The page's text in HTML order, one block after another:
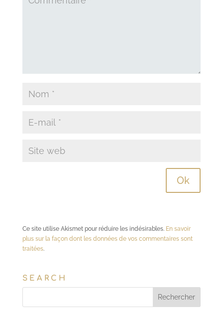
Ce site utilise Akismet pour réduire les indésirables. En savoir
plus sur la façon dont les données de vos commentaires sont
traitées.
SEARCH